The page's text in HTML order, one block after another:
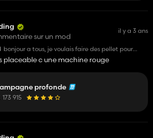
sur un mod
il y a 3 ans
bonjour a tous, je voulais faire des pellet pour
ovins mais je ne comprend pas comment faire de
la pulpe de betterave, de plus lorsque je veux
la ferme des cochons cela ne marche pas. Pouvez
vous m'expliquez comment faire de la pulpe et
ou vidait tout les matériaux pour fabriquer les
pellets ?
placeable c une machine rouge
profonde
173 915